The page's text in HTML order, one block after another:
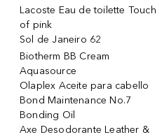
Lacoste Eau de toilette Touch
of pink
Sol de Janeiro 62
Biotherm BB Cream
Aquasource
Olaplex Aceite para cabello
Bond Maintenance No.7
Bonding Oil
Axe Desodorante Leather &